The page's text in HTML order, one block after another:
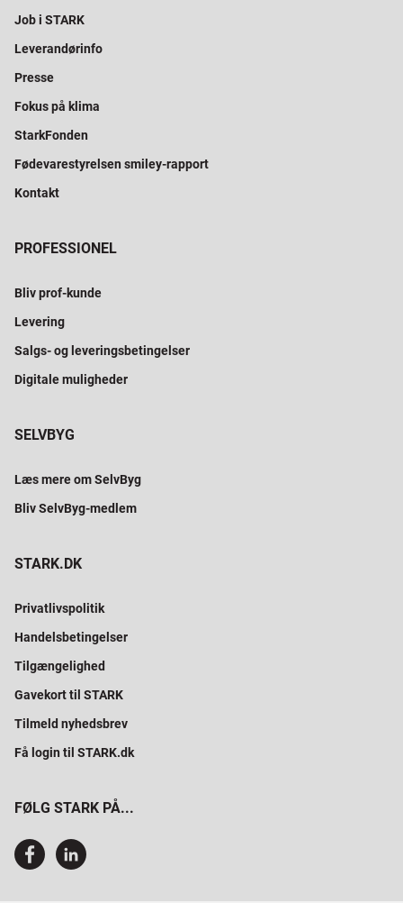
Job i STARK
Leverandørinfo
Presse
Fokus på klima
StarkFonden
Fødevarestyrelsen smiley-rapport
Kontakt
PROFESSIONEL
Bliv prof-kunde
Levering
Salgs- og leveringsbetingelser
Digitale muligheder
SELVBYG
Læs mere om SelvByg
Bliv SelvByg-medlem
STARK.DK
Privatlivspolitik
Handelsbetingelser
Tilgængelighed
Gavekort til STARK
Tilmeld nyhedsbrev
Få login til STARK.dk
FØLG STARK PÅ...